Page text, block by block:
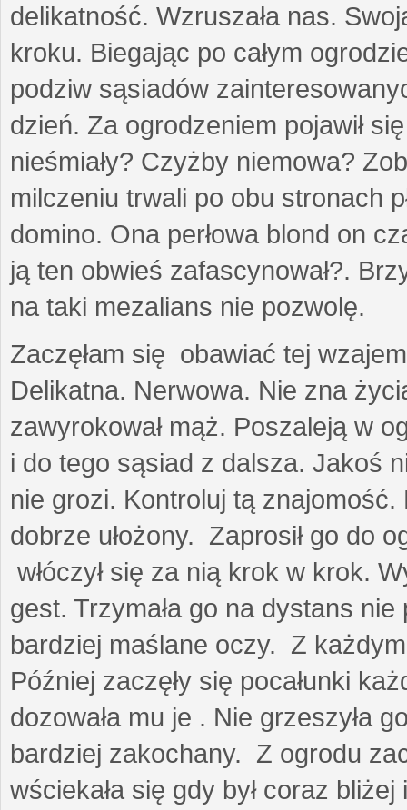
delikatność. Wzruszała nas.
kroku. Biegając po całym
podziw sąsiadów
dzień. Za ogrodzeniem pojawił
nieśmiały? Czyżby niemowa?
milczeniu trwali po obu stronach
domino. Ona perłowa blond on
ją ten obwieś zafascynował?.
na taki mezalians nie pozwolę.
Zaczęłam się obawiać tej
Delikatna. Nerwowa. Nie zna
zawyrokował mąż. Poszaleją w
i do tego sąsiad z dalsza. Jakoś
nie grozi. Kontroluj tą
dobrze ułożony. Zaprosił go do
włóczył się za nią krok w krok.
gest. Trzymała go na dystans
bardziej maślane oczy. Z
Później zaczęły się pocałunki
dozowała mu je . Nie grzeszyła
bardziej zakochany. Z ogrodu
wściekała się gdy był coraz